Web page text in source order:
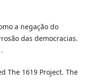
a negação do
das democracias.
The 1619 Project. The